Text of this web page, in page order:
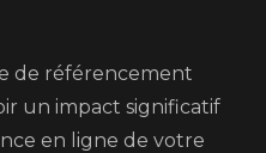
de référencement
un impact significatif
en ligne de votre